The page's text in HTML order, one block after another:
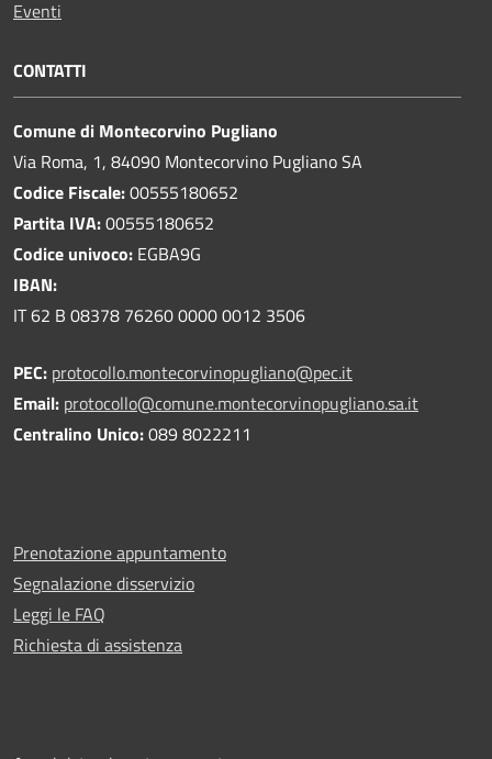
Eventi
CONTATTI
Comune di Montecorvino Pugliano
Via Roma, 1, 84090 Montecorvino Pugliano SA
Codice Fiscale:00555180652
Partita IVA:00555180652
Codice univoco: EGBA9G
IBAN:
IT 62 B 08378 76260 0000 0012 3506
PEC: protocollo.montecorvinopugliano@pec.it
Email: protocollo@comune.montecorvinopugliano.sa.it
Centralino Unico:089 8022211
Prenotazione appuntamento
Segnalazione disservizio
Leggi le FAQ
Richiesta di assistenza